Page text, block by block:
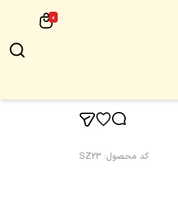
0
کد محصول:
SZ23